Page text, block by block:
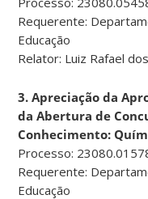
Requerente:
Educação
Relator: Luiz Rafael
3. Apreciação da
da Abertura de
Conhecimento:
Processo:
Requerente:
Educação